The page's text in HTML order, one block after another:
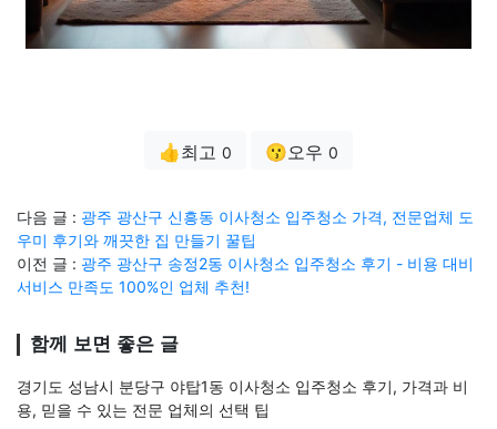
👍최고 0 😗오우 0
다음 글 : 광주 광산구 신흥동 이사청소 입주청소 가격, 전문업체 도
우미 후기와 깨끗한 집 만들기 꿀팁
이전 글 : 광주 광산구 송정2동 이사청소 입주청소 후기 - 비용 대비
서비스 만족도 100%인 업체 추천!
함께 보면 좋은 글
경기도 성남시 분당구 야탑1동 이사청소 입주청소 후기, 가격과 비
용, 믿을 수 있는 전문 업체의 선택 팁